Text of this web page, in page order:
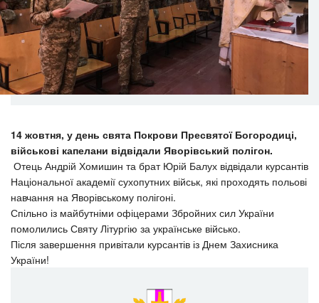
14 жовтня, у день свята Покрови Пресвятої Богородиці,
військові капелани відвідали Яворівський полігон.
Отець Андрій Хомишин та брат Юрій Балух відвідали курсантів
Національної академії сухопутних військ, які проходять польові
навчання на Яворівському полігоні.
Спільно із майбутніми офіцерами Збройних сил України
помолились Святу Літургію за українське військо.
Після завершення привітали курсантів із Днем Захисника
України!